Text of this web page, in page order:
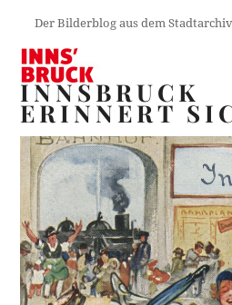
Der Bilderblog aus dem
INNSBRUCK
ERINNERT